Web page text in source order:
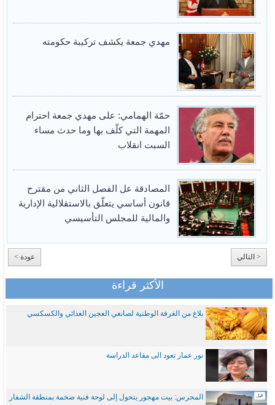
مهدي جمعة يكشف تركيبة حكومته
حمّة الهمامي: على مهدي جمعة احترام
المهمة التي كلّف بها وما حدث مساء
السبت انقلاب
المصادقة عل الفصل الثاني من مقترح
قانون أساسي يتعلّق بالاستقلالية الإدارية
والمالية للمجلس التأسيسي
عودة > < التالي
الأكثر قراءة
بلاغ من الغرفة الوطنية لصانعي العجين الغذائي والكسكسي
نور عمار تعود الى مقاعد الدراسة
المحرس: بيت مهجور يتحول إلى لوحة فنية ضخمة بمنطقة الشفار